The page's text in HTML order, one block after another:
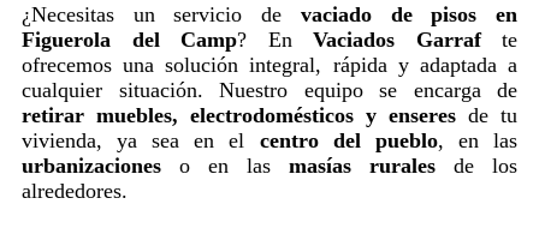
¿Necesitas un servicio de vaciado de pisos en
Figuerola del Camp? En Vaciados Garrafte
ofrecemos una solución integral, rápida y adaptada a
cualquier situación. Nuestro equipo se encarga de
retirar muebles, electrodomésticos y enseres de tu
vivienda, ya sea en el centro del pueblo, en las
urbanizaciones o en las masías rurales de los
alrededores.